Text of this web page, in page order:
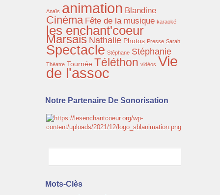
Anaïs animation Blandine
Cinéma Fête de la musique karaoké
les enchant'coeur
Marsais Nathalie Photos Presse Sarah
Spectacle Stéphane Stéphanie
Théatre Tournée Téléthon vidéos Vie
de l'assoc
Notre Partenaire De Sonorisation
Mots-Clès